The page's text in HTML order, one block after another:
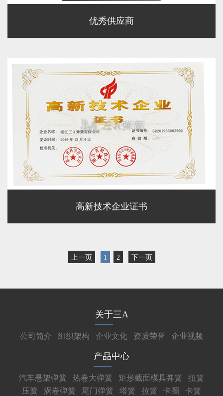
优秀供应商
高新技术企业证书
上一页 1 2 下一页
关于三A
公司简介 组织架构 企业文化 资质荣誉 企业视频
产品中心
汽车悬架弹簧 热卷大弹簧 矩形截面模具弹簧
扭簧
压簧
涡卷弹簧 尾门弹簧 塔簧 拉簧 卡圈
卡簧